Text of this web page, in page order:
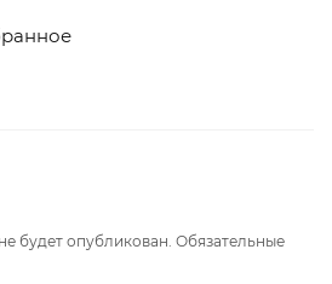
будет опубликован. Обязательные